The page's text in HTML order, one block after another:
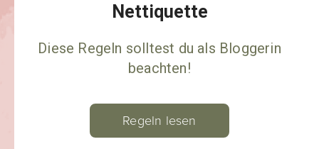
Nettiquette
Diese Regeln solltest du als Bloggerin
beachten!
Regeln lesen